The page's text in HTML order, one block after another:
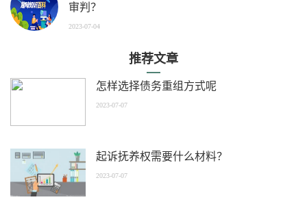
审判？
2023-07-04
推荐文章
怎样选择债务重组方式呢
2023-07-07
起诉抚养权需要什么材料？
2023-07-07